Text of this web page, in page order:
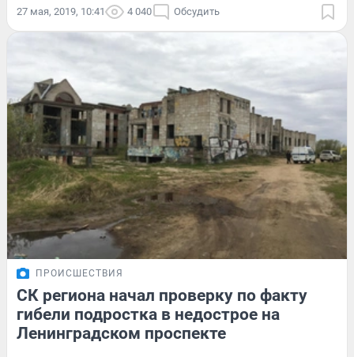
27 мая, 2019, 10:41 4 040 Обсудить
ПРОИСШЕСТВИЯ
СК региона начал проверку по факту
гибели подростка в недострое на
Ленинградском проспекте